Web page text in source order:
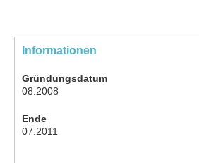
Informationen
Gründungsdatum
08.2008
Ende
07.2011